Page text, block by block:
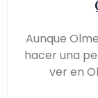
Aunque
hacer una
ver en